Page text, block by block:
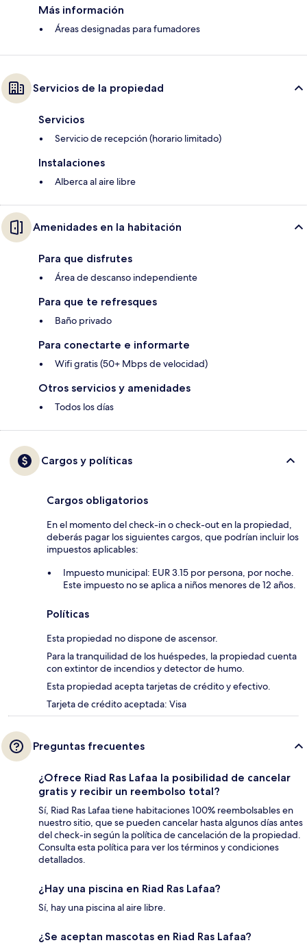
Más información
Áreas designadas para fumadores
Servicios de la propiedad
Servicios
Servicio de recepción (horario limitado)
Instalaciones
Alberca al aire libre
Amenidades en la habitación
Para que disfrutes
Área de descanso independiente
Para que te refresques
Baño privado
Para conectarte e informarte
Wifi gratis (50+ Mbps de velocidad)
Otros servicios y amenidades
Todos los días
Cargos y políticas
Cargos obligatorios
En el momento del check-in o check-out en la propiedad,
deberás pagar los siguientes cargos, que podrían incluir los
impuestos aplicables:
Impuesto municipal: EUR 3.15 por persona, por noche.
Este impuesto no se aplica a niños menores de 12 años.
Políticas
Esta propiedad no dispone de ascensor.
Para la tranquilidad de los huéspedes, la propiedad cuenta
con extintor de incendios y detector de humo.
Esta propiedad acepta tarjetas de crédito y efectivo.
Tarjeta de crédito aceptada: Visa
Preguntas frecuentes
¿Ofrece Riad Ras Lafaa la posibilidad de cancelar
gratis y recibir un reembolso total?
Sí, Riad Ras Lafaa tiene habitaciones 100% reembolsables en
nuestro sitio, que se pueden cancelar hasta algunos días antes
del check-in según la política de cancelación de la propiedad.
Consulta esta política para ver los términos y condiciones
detallados.
¿Hay una piscina en Riad Ras Lafaa?
Sí, hay una piscina al aire libre.
¿Se aceptan mascotas en Riad Ras Lafaa?